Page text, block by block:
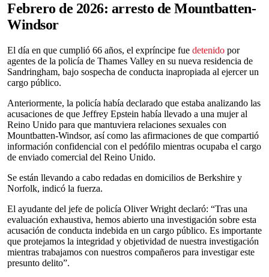
Febrero de 2026: arresto de Mountbatten-
Windsor
El día en que cumplió 66 años, el expríncipe fue detenido por
agentes de la policía de Thames Valley en su nueva residencia de
Sandringham, bajo sospecha de conducta inapropiada al ejercer un
cargo público.
Anteriormente, la policía había declarado que estaba analizando las
acusaciones de que Jeffrey Epstein había llevado a una mujer al
Reino Unido para que mantuviera relaciones sexuales con
Mountbatten-Windsor, así como las afirmaciones de que compartió
información confidencial con el pedófilo mientras ocupaba el cargo
de enviado comercial del Reino Unido.
Se están llevando a cabo redadas en domicilios de Berkshire y
Norfolk, indicó la fuerza.
El ayudante del jefe de policía Oliver Wright declaró: “Tras una
evaluación exhaustiva, hemos abierto una investigación sobre esta
acusación de conducta indebida en un cargo público. Es importante
que protejamos la integridad y objetividad de nuestra investigación
mientras trabajamos con nuestros compañeros para investigar este
presunto delito”.